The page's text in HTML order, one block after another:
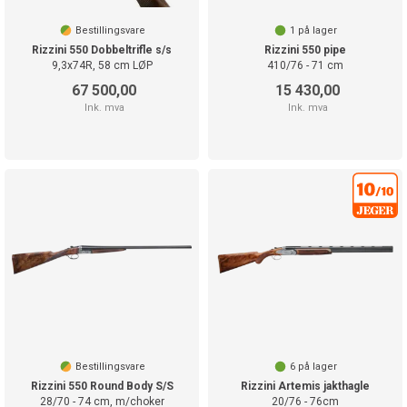
Bestillingsvare
Rizzini 550 Dobbeltrifle s/s
9,3x74R, 58 cm LØP
67 500,00
Ink. mva
1 på lager
Rizzini 550 pipe
410/76 - 71 cm
15 430,00
Ink. mva
Bestillingsvare
Rizzini 550 Round Body S/S
28/70 - 74 cm, m/choker
6 på lager
Rizzini Artemis jakthagle
20/76 - 76cm